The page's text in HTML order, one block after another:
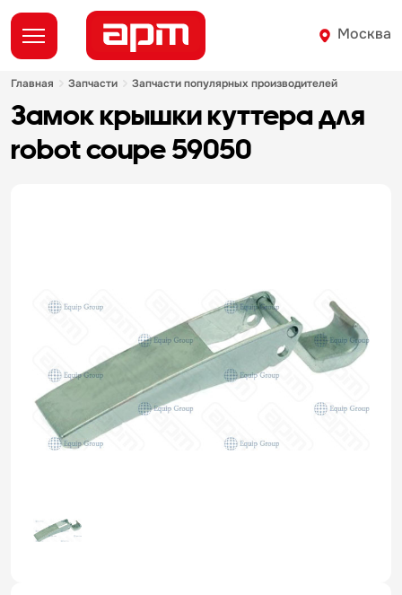
Москва
главная запчасти запчасти популярных производителей
замок крышки куттера для
robot coupe 59050